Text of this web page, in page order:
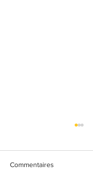
Commentaires